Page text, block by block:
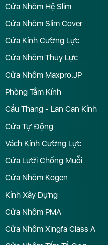
Cửa Nhôm Hệ Slim
Cửa Nhôm Slim Cover
Cửa Kính Cường Lực
Cửa Nhôm Thủy Lực
Cửa Nhôm Maxpro.JP
Phòng Tắm Kính
Cầu Thang - Lan Can Kính
Cửa Tự Động
Vách Kính Cường Lực
Cửa Lưới Chống Muỗi
Cửa Nhôm Kogen
Kính Xây Dựng
Cửa Nhôm PMA
Cửa Nhôm Xingfa Class A